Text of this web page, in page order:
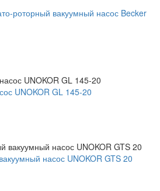
роторный вакуумный насос Becker
UNOKOR GL 145-20
насос UNOKOR GTS 20